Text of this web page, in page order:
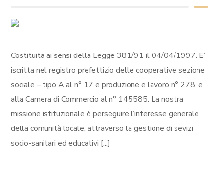
Costituita ai sensi della Legge 381/91 il 04/04/1997. E’
iscritta nel registro prefettizio delle cooperative sezione
sociale – tipo A al n° 17 e produzione e lavoro n° 278, e
alla Camera di Commercio al n° 145585. La nostra
missione istituzionale è perseguire l’interesse generale
della comunità locale, attraverso la gestione di sevizi
socio-sanitari ed educativi [...]